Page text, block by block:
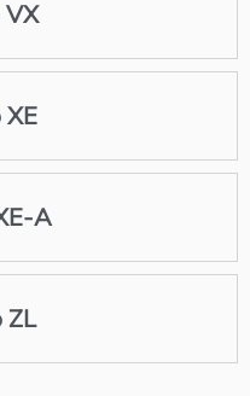
VX
A
ZL